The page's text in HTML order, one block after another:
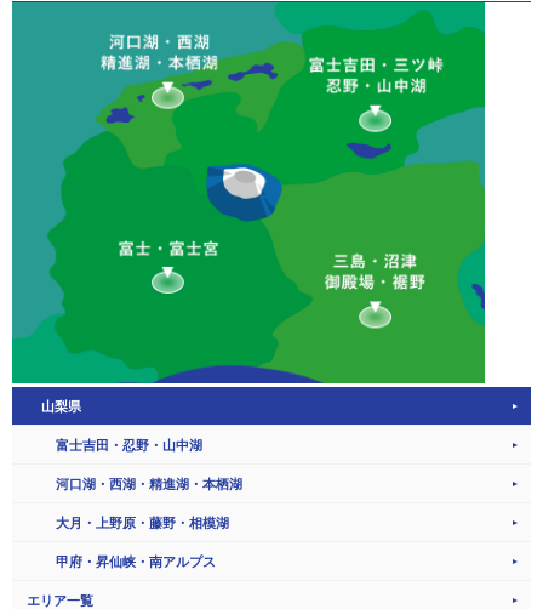
山梨県
富士吉田・忍野・山中湖
河口湖・西湖・精進湖・本栖湖
大月・上野原・藤野・相模湖
甲府・昇仙峡・南アルプス
エリア一覧